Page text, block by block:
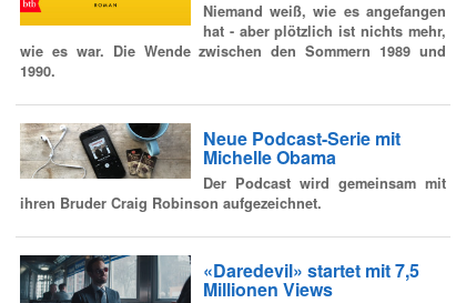
Niemand weiß, wie es angefangen
hat - aber plötzlich ist nichts mehr,
wie es war. Die Wende zwischen den Sommern 1989 und
1990.
Neue Podcast-Serie mit
Michelle Obama
Der Podcast wird gemeinsam mit
ihren Bruder Craig Robinson aufgezeichnet.
«Daredevil» startet mit 7,5
Millionen Views